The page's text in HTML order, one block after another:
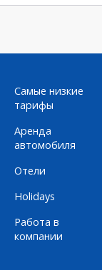
Самые низкие
тарифы
Аренда
автомобиля
Отели
Holidays
Работа в
компании